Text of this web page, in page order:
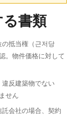
書類
抵当権（근저당
。物件価格に対して
反建築物でない
せん
会社の場合、契約